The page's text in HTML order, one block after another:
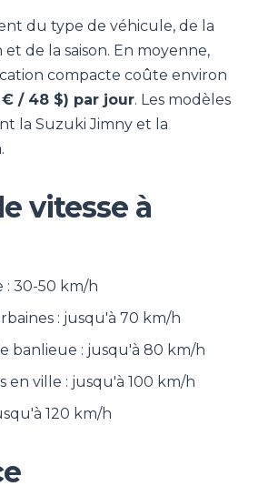
du type de véhicule, de la
de la saison. En moyenne,
compacte coûte environ
/ 48 $) par jour. Les modèles
la Suzuki Jimny et la
vitesse à
: 30-50 km/h
: jusqu'à 70 km/h
banlieue : jusqu'à 80 km/h
en ville : jusqu'à 100 km/h
120 km/h